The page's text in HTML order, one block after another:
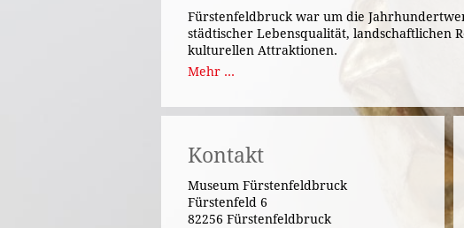
Fürstenfeldbruck war um die
städtischer Lebensqualität, landschaftlichen
kulturellen Attraktionen.
Mehr ...
Kontakt
Museum Fürstenfeldbruck
Fürstenfeld 6
82256 Fürstenfeldbruck